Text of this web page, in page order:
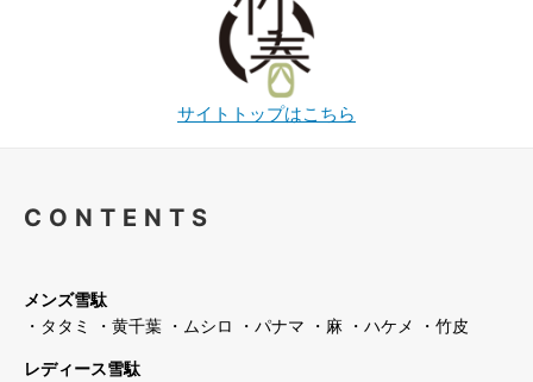
サイトトップはこちら
CONTENTS
メンズ雪駄
・タタミ
・黄千葉 ・ムシロ ・パナマ ・麻 ・ハケメ ・竹皮
レディース雪駄